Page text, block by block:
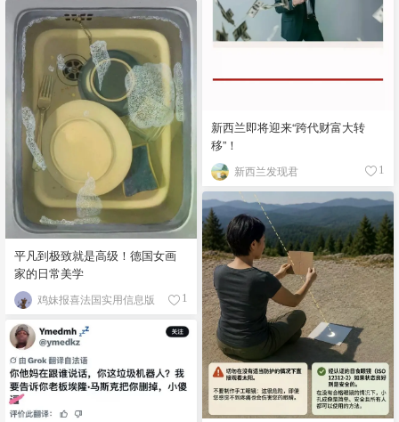
新西兰即将迎来“跨代财富大转
移”！
新西兰发现君 1
平凡到极致就是高级！德国女画
家的日常美学
鸡妹报喜法国实用信息版 1